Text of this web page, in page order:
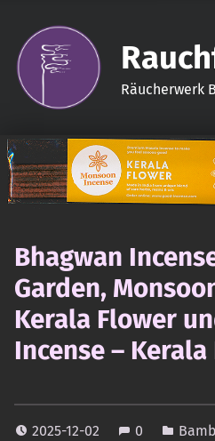
Räucherwerk
Bhagwan
Garden,
Kerala Flower
Incense –
2025-12-02 0